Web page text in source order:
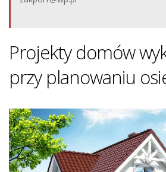
Projekty domów
przy planowaniu